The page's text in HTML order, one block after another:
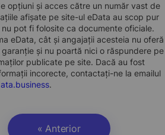
opțiuni și acces către un număr vast de
afișate pe site-ul eData au scop pur
pot fi folosite ca documente oficiale.
eData, cât și angajații acesteia nu oferă
și nu poartă nici o răspundere pe
publicate pe site. Dacă au fost
incorecte, contactați-ne la emailul
.
« Anterior